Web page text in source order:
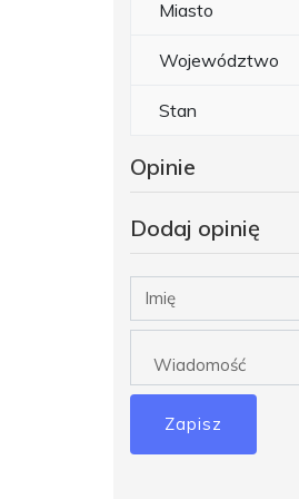
Miasto
Województwo
Stan
Opinie
Dodaj opinię
Zapisz